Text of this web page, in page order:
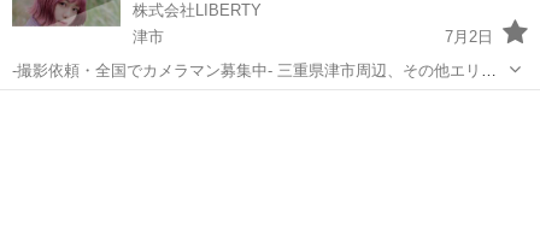
株式会社LIBERTY
津市
7月2日
-撮影依頼・全国でカメラマン募集中- 三重県津市周辺、その他エリア
も相談可能 弊社では主にマッチングアプリのプロフィール写真や、婚